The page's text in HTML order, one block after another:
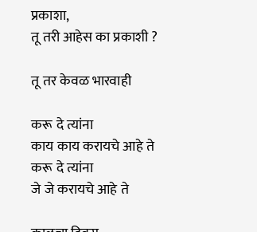
प्रकाशा,
तू तरी आहेस का प्रकाशी ?
तू तर केवळ भारवाही
करू दे त्यांना
काय काय करायचे आहे ते
करू दे त्यांना
जे जे करायचे आहे ते